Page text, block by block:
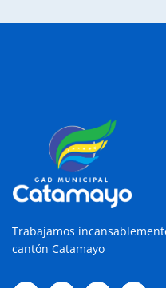
Trabajamos
cantón Catamayo